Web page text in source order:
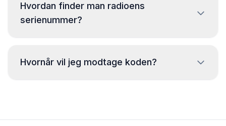
Hvordan finder man radioens
serienummer?
nødvendigt at fjerne og aflæse koden fra mærkaten på
radiohuset. Normalt er serienummeret placeret over
BP700562953492
Hvornår vil jeg modtage koden?